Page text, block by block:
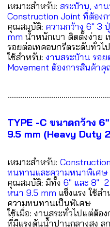
เหมาะสำหรับ: สระบ้าน, งา
Construction Joint ที่ต้องก
คุณสมบัติ: ความกว้าง 6" 3
mm น้ำหนักเบา ติดตั้งง่าย
รอยต่อเทคอนกรีตระดับทั่วไป
ใช้สำหรับ: งานสระบ้าน รอ
Movement ต้องการสินค้า
TYPE -C ขนาดกว้าง
9.5 mm (Heavy Duty
เหมาะสำหรับ:
ทนทานและความหนาพิเศษ
คุณสมบัติ: มีทั้ง 6" และ 8"
หนา 9.5 mm แข็งแรง ใช้ส
ความทนทานเป็นพิเศษ
ใช้เมื่อ: งานสระทั่วไปแต่ต้อ
ที่มีแรงดันน้ำปานกลางสูง ลู